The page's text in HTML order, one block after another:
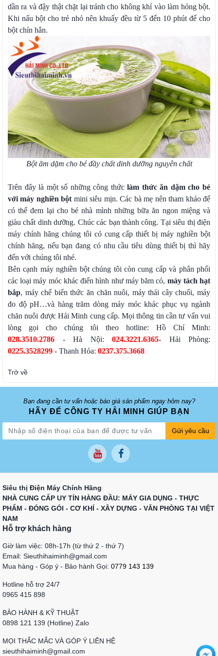
dần ra và đậy thật chặt lại tránh cho không khí vào làm hỏng bột.
Khi nấu bột cho trẻ nhỏ nên khuấy đều từ 5 đến 10 phút để cho
bột chín hẳn.
Bột ăm dặm cho bé đầy chất dinh dưỡng nguyên chất
Trên đây là một số những công thứclàm thức ăn dặm cho bé
với máy nghiền bột mini siêu mịn. Các bà mẹ nên tham khảo để
có thể đem lại cho bé nhà mình những bữa ăn ngon miệng và
giàu chất dinh dưỡng. Chúc các bạn thành công. Tại siêu thị điện
máy chính hãng chúng tôi có cung cấp thiết bị máy nghiền bột
chính hãng, nếu bạn đang có nhu cầu tiêu dùng thiết bị thì hãy
đến với chúng tôi nhé.
Bên cạnh máy nghiền bột chúng tôi còn cung cấp và phân phối
các loại máy móc khác điển hình như máy băm cỏ, máy tách hạt
bắp, máy chế biến thức ăn chăn nuôi, máy thái cây chuối, máy
đo độ pH…và hàng trăm dòng máy móc khác phục vụ ngành
chăn nuôi được Hải Minh cung cấp. Mọi thông tin cần tư vấn vui
lòng gọi cho chúng tôi theo hotline: Hồ Chí Minh:
028.3510.2786 - Hà Nội: 024.3221.6365- Hải Phòng:
0225.3528299 - Thanh Hóa: 0237.375.3668
Trở về
Bạn đang cần tư vấn hoặc báo giá sản phẩm ngay hôm nay?
HÃY ĐỂ CÔNG TY HẢI MINH GIÚP BẠN
Gửi yêu cầu
Siêu thị Điện Máy Chính Hãng
NHÀ CUNG CẤP UY TÍN HÀNG ĐẦU: MÁY GIA DỤNG - THỰC
PHẨM - ĐÓNG GÓI - CƠ KHÍ - XÂY DỰNG - VĂN PHÒNG TẠI VIỆT
NAM
Hỗ trợ khách hàng
Giờ làm việc: 08h-17h (từ thứ 2 - thứ 7)
Email: Sieuthihaiminh@gmail.com
Mua hàng - Góp ý - Bảo hành Gọi: 0779 143 139
Hotline hỗ trợ 24/7
0965 415 898
BẢO HÀNH & KỸ THUẬT
0898 121 139 (Hotline) Zalo
MỌI THẮC MẮC VÀ GÓP Ý LIÊN HỆ
sieuthihaiminh@gmail.com